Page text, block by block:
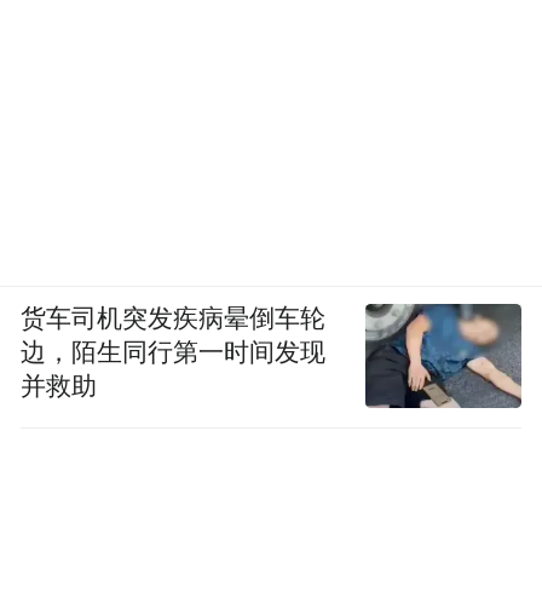
货车司机突发疾病晕倒车轮
边，陌生同行第一时间发现
并救助